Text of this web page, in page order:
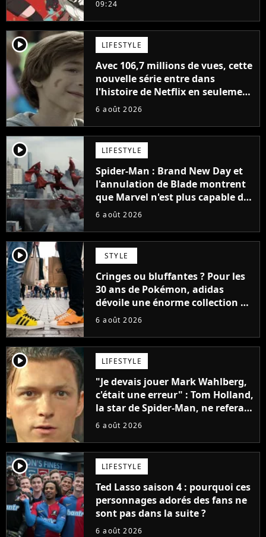
09:24
player2 LIFESTYLE
Avec 106,7 millions de vues, cette
nouvelle série entre dans
l'histoire de Netflix en seulement
48 jours
6 août 2026
player2 LIFESTYLE
Spider-Man : Brand New Day et
l'annulation de Blade montrent
que Marvel n'est plus capable de
faire quoi que ce soit de simple
6 août 2026
player2 STYLE
Cringes ou bluffantes ? Pour les
30 ans de Pokémon, adidas
dévoile une énorme collection de
sneakers et je ne sais pas quoi en
6 août 2026
player2 LIFESTYLE
"Je devais jouer Mark Wahlberg,
c'était une erreur" : Tom Holland,
la star de Spider-Man, ne referait
pas ce blockbuster
6 août 2026
player2 LIFESTYLE
Ted Lasso saison 4 : pourquoi ces
personnages adorés des fans ne
sont pas dans la suite ?
6 août 2026